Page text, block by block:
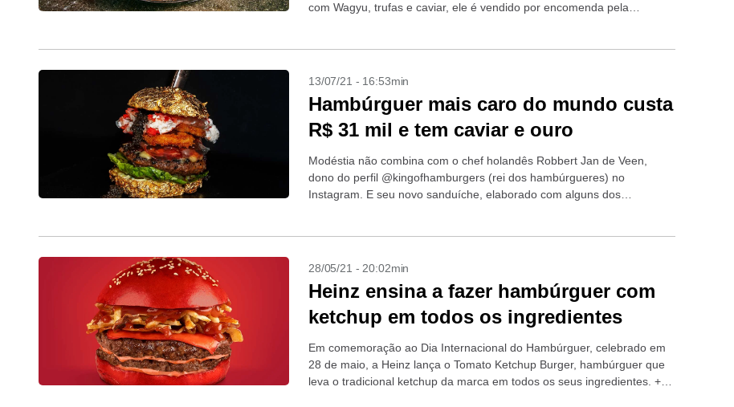
com Wagyu, trufas e caviar, ele é vendido por encomenda pela
13/07/21 - 16:53min
Hambúrguer mais caro do mundo custa
R$ 31 mil e tem caviar e ouro
Modéstia não combina com o chef holandês Robbert Jan de Veen,
dono do perfil @kingofhamburgers (rei dos hambúrgueres) no
Instagram. E seu novo sanduíche, elaborado com alguns dos
28/05/21 - 20:02min
Heinz ensina a fazer hambúrguer com
ketchup em todos os ingredientes
Em comemoração ao Dia Internacional do Hambúrguer, celebrado em
28 de maio, a Heinz lança o Tomato Ketchup Burger, hambúrguer que
leva o tradicional ketchup da marca em todos os seus ingredientes. +